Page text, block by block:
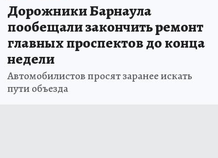
Дорожники Барнаула
пообещали закончить ремонт
главных проспектов до конца
недели
Автомобилистов просят заранее искать
пути объезда